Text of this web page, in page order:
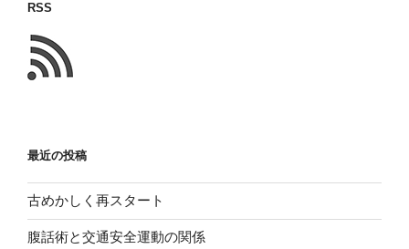
い
た
こ
と
RSS
最近の投稿
古めかしく再スタート
腹話術と交通安全運動の関係